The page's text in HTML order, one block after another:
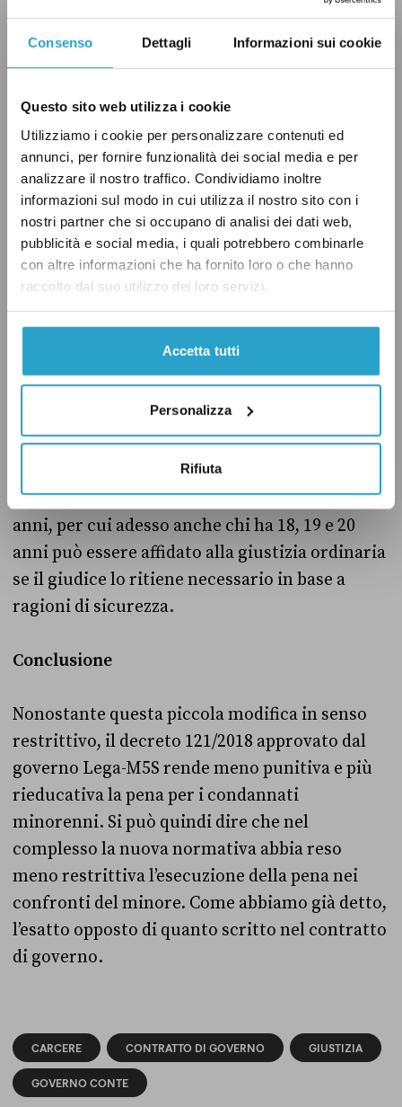
Consenso Dettagli Informazioni sui cookie
Questo sito web utilizza i cookie
Utilizziamo i cookie per personalizzare contenuti ed
annunci, per fornire funzionalità dei social media e per
analizzare il nostro traffico. Condividiamo inoltre
informazioni sul modo in cui utilizza il nostro sito con i
nostri partner che si occupano di analisi dei dati web,
pubblicità e social media, i quali potrebbero combinarle
con altre informazioni che ha fornito loro o che hanno
raccolto dal suo utilizzo dei loro servizi.
Accetta tutti
Personalizza
Rifiuta
L’unica “concessione” a quanto scritto nel
contratto di governo sembra essere quanto
disposto dall’articolo 9del decreto in
legislativo 28 luglio 1989, n. 272
capire il perché.
Prima di questo decreto, in base alla
precedente formulazione dell’articolo 24 del
d.lgs 272/1989, il minorenne che stava
scontando la pena, e che diventava
maggiorenne durante l’esecuzione della pena
chi avesse compiuto 21 anni – il giudice non
ritenesse esistessero particolari ragioni di
sicurezza per affidarlo alla giustizia ordinaria.
Il decreto ha eliminato il riferimento ai 21
anni, per cui adesso anche chi ha 18, 19 e 20
anni può essere affidato alla giustizia ordinaria
se il giudice lo ritiene necessario in base a
ragioni di sicurezza.
Conclusione
Nonostante questa piccola modifica in senso
restrittivo, il decreto 121/2018 approvato dal
governo Lega-M5S rende meno punitiva e più
rieducativa la pena per i condannati
minorenni. Si può quindi dire che nel
complesso la nuova normativa abbia reso
meno restrittiva l’esecuzione della pena nei
confronti del minore. Come abbiamo già detto,
l’esatto opposto di quanto scritto nel contratto
di governo.
CARCERE CONTRATTO DI GOVERNO GIUSTIZIA
GOVERNO CONTE